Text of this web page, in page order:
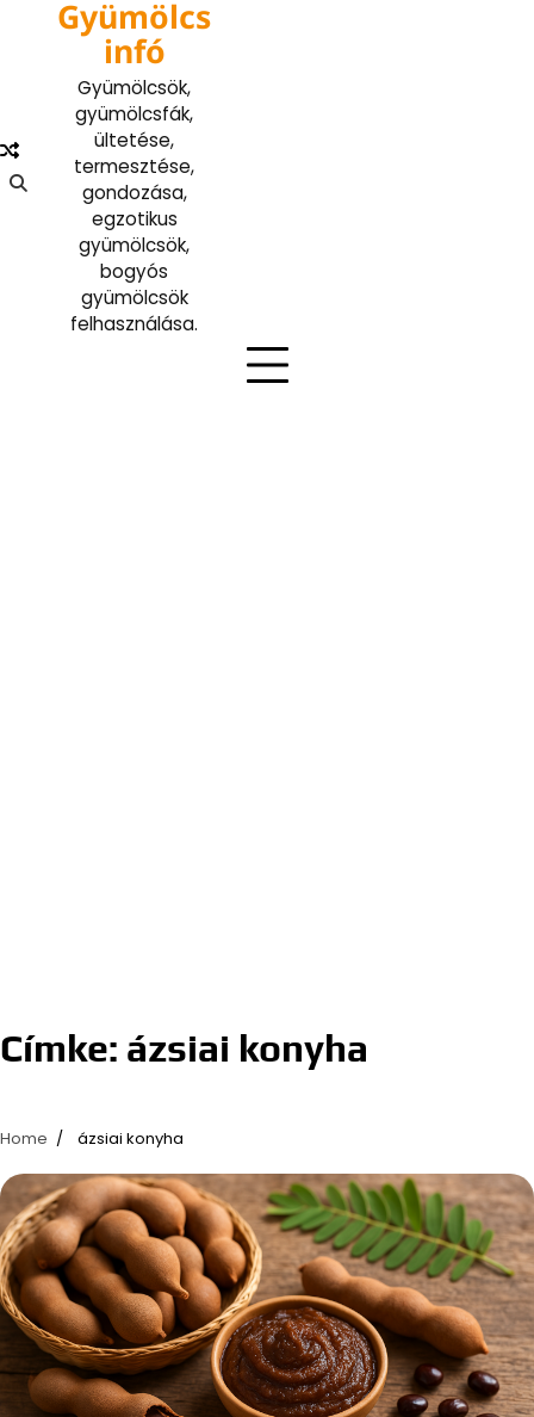
Gyümölcs
infó
Gyümölcsök,
gyümölcsfák,
ültetése,
termesztése,
gondozása,
egzotikus
gyümölcsök,
bogyós
gyümölcsök
felhasználása.
Címke: ázsiai konyha
Home ázsiai konyha